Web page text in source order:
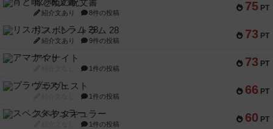
75 PT
宵と暁の呪文書
紹介文あり 8件の投稿
73 PT
リスボン・トラム 28
紹介文あり 9件の投稿
73 PT
アマナイト
1件の投稿
66 PT
ブラヴェスト
1件の投稿
60 PT
スペクタキュラー
1件の投稿